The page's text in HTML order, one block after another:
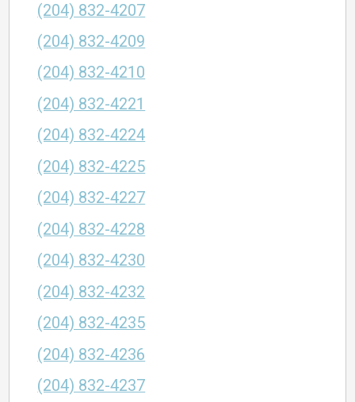
(204) 832-4207
(204) 832-4209
(204) 832-4210
(204) 832-4221
(204) 832-4224
(204) 832-4225
(204) 832-4227
(204) 832-4228
(204) 832-4230
(204) 832-4232
(204) 832-4235
(204) 832-4236
(204) 832-4237